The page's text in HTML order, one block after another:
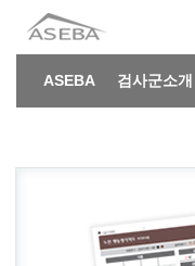
ASEBA 검사군소개